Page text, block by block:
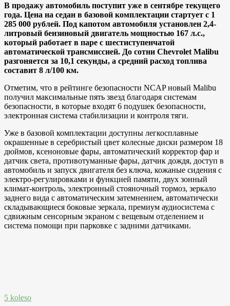
В продажу автомобиль поступит уже в сентябре текущего
года. Цена на седан в базовой комплектации стартует с 1
285 000 рублей. Под капотом автомобиля установлен 2,4-
литровый бензиновый двигатель мощностью 167 л.с.,
который работает в паре с шестиступенчатой
автоматической трансмиссией. До сотни Chevrolet Malibu
разгоняется за 10,1 секунды, а средний расход топлива
составит 8 л/100 км.
Отметим, что в рейтинге безопасности NCAP новый Malibu
получил максимальные пять звезд благодаря системам
безопасности, в которые входят 6 подушек безопасности,
электронная система стабилизации и контроля тяги.
Уже в базовой комплектации доступны легкосплавные
окрашенные в серебристый цвет колесные диски размером 18
дюймов, ксеноновые фары, автоматический корректор фар и
датчик света, противотуманные фары, датчик дождя, доступ в
автомобиль и запуск двигателя без ключа, кожаные сидения с
электро-регулировками и функцией памяти, двух зонный
климат-контроль, электронный стояночный тормоз, зеркало
заднего вида с автоматическим затемнением, автоматически
складывающиеся боковые зеркала, премиум аудиосистема с
сдвижным сенсорным экраном с вещевым отделением и
система помощи при парковке с задними датчиками.
5 koleso